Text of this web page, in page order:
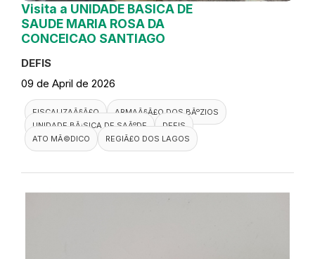
Visita a UNIDADE BASICA DE
SAUDE MARIA ROSA DA
CONCEICAO SANTIAGO
DEFIS
09 de April de 2026
FISCALIZAÃ§Ã£O
ARMAÃ§Ã£O DOS BÃºZIOS
UNIDADE BÃ¡SICA DE SAÃºDE
DEFIS
ATO MÃ©DICO
REGIÃ£O DOS LAGOS